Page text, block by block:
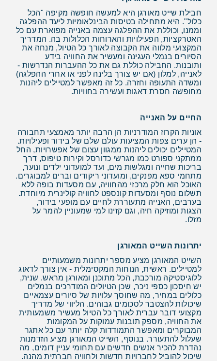
חבילת שייט מאורגן היא למעשה חופשה מקיפה "הכל
כלול". היא מתחילה בטיסות הבינלאומיות ליעד ההפלגה
וממנו, וכוללת את ההפלגה עצמה באנייה מפוארת עם כל
האטרקציות, הפעילויות והארוחות הכלולות בה. המדריך
המקצועי מלווה את הקבוצה לאורך כל הטיול, מנחה את
הסיורים בנמלי העגינה ומעשיר את החוויה בידע
ותובנות. החבילה כוללת גם את כל ההעברות הנדרשות -
לאנייה, למלון (אם יש צורך בלינה לפני או אחרי ההפלגה)
ומשדה התעופה וחזרה. כל זה מאפשר למטיילים ליהנות
מחופשה חסרת דאגות ועשירה בחוויות.
החיים על האנייה
אוניות הקרוז המודרניות הן הרבה יותר מאמצעי תחבורה
- הן ערים צפות המציעות עולם שלם של בידור ופעילויות.
המטיילים יכולים ליהנות ממגוון עצום של אפשרויות, החל
ממתקני ספורט כמו מגרשי כדורסל וקירות טיפוס, דרך
בריכות שחייה ומגלשות מים, ועד למועדוני ילדים ונוער,
מתחמי ספא מפנקים, ומועדוני ריקודים וברים למבוגרים.
האוכל הוא חלק מרכזי מהחוויה, עם מסעדות בופה ללא
תשלום נוסף ומסעדות קונספט לחוויה קולינרית מיוחדת.
בערבים, האנייה מתעוררת לחיים עם מופעי בידור,
הצגות ומוזיקה חיה, וגם קזינו למי שמעוניין להמר על
מזלו.
יתרונות השייט המאורגן
השייט המאורגן מציע מספר יתרונות משמעותיים
למטיילים. ראשית, הנוחות המקסימלית - אין צורך לדאוג
ללוגיסטיקה מורכבת, הכל מתוכנן ומאורגן מראש. שנית,
יש חיסכון כספי ניכר, שכן הטיולים המודרכים בנמלים
כלולים במחיר, מה שחוסך עלויות של סיורים עצמאיים
שיכולות להצטבר לסכומים גבוהים. הליווי של מדריך
מקצועי דובר עברית לאורך כל הטיול מעשיר משמעותית
את החוויה, מספק תובנות עמוקות על המקומות
המבוקרים ומאפשר התמודדות קלה יותר עם כל אתגר
שעלול להתעורר. בנוסף, השייט המאורגן מציע הזדמנות
נהדרת להכיר אנשים חדשים עם תחומי עניין דומים, מה
שיכול להוביל לחברויות חדשות ולחוויה חברתית מהנה.